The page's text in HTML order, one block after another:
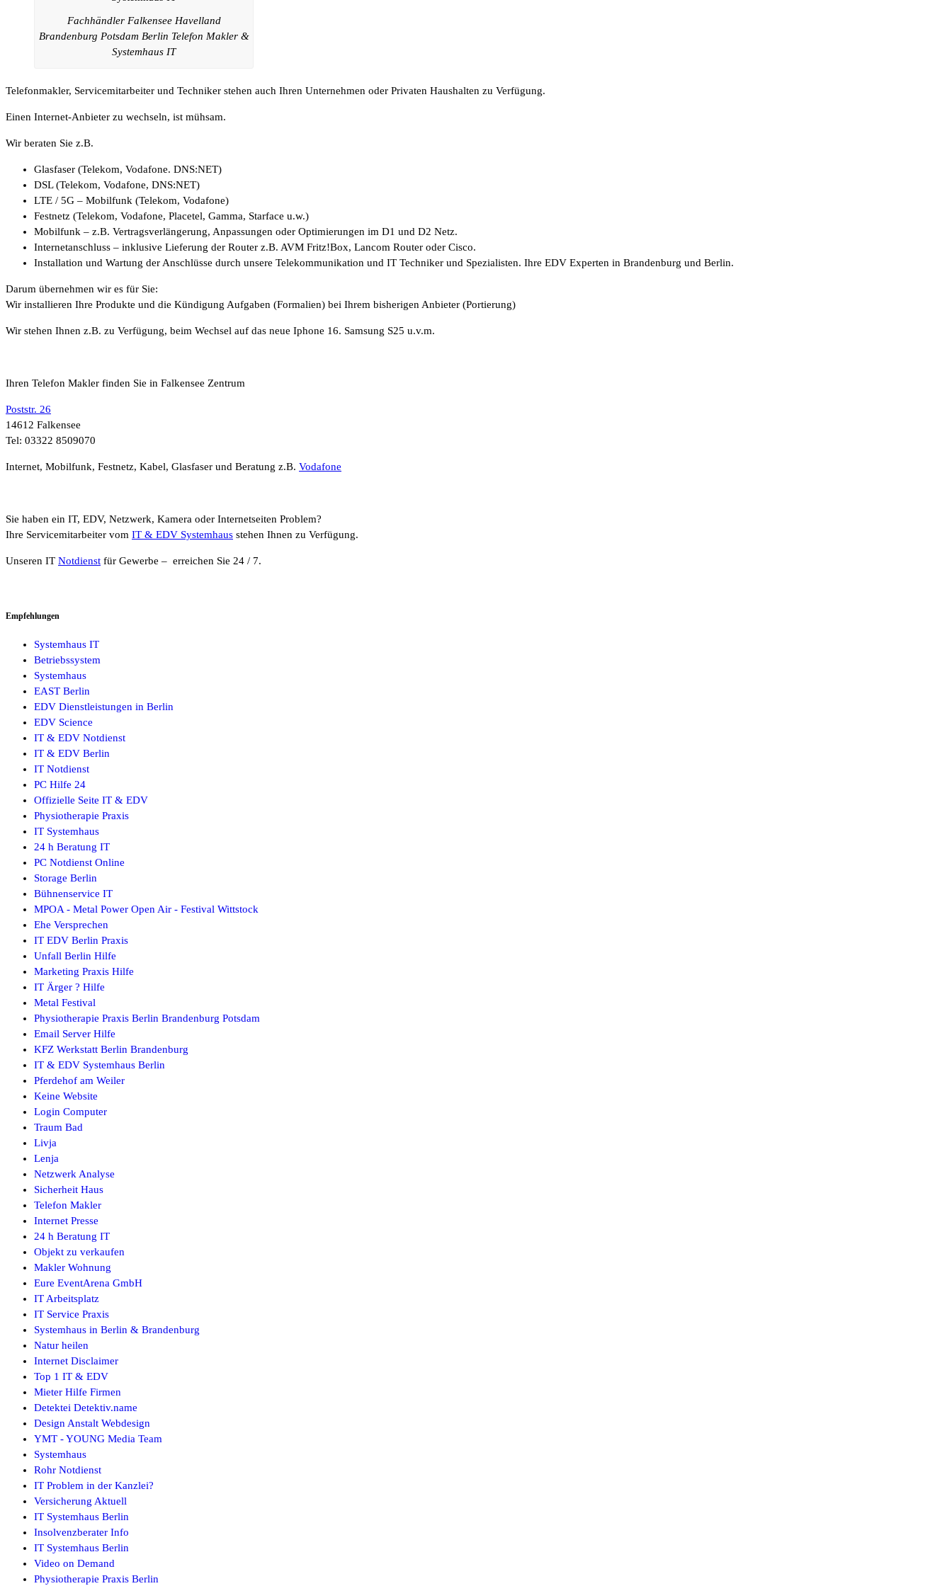
Fachhändler Falkensee Havelland
Brandenburg Potsdam Berlin Telefon Makler &
Systemhaus IT
Telefonmakler, Servicemitarbeiter und Techniker stehen auch Ihren Unternehmen oder Privaten Haushalten zu Verfügung.
Einen Internet-Anbieter zu wechseln, ist mühsam.
Wir beraten Sie z.B.
Glasfaser (Telekom, Vodafone. DNS:NET)
DSL (Telekom, Vodafone, DNS:NET)
LTE / 5G – Mobilfunk (Telekom, Vodafone)
Festnetz (Telekom, Vodafone, Placetel, Gamma, Starface u.w.)
Mobilfunk – z.B. Vertragsverlängerung, Anpassungen oder Optimierungen im D1 und D2 Netz.
Internetanschluss – inklusive Lieferung der Router z.B. AVM Fritz!Box, Lancom Router oder Cisco.
Installation und Wartung der Anschlüsse durch unsere Telekommunikation und IT Techniker und Spezialisten. Ihre EDV Experten in Brandenburg und Berlin.
Darum übernehmen wir es für Sie:
Wir installieren Ihre Produkte und die Kündigung Aufgaben (Formalien) bei Ihrem bisherigen Anbieter (Portierung)
Wir stehen Ihnen z.B. zu Verfügung, beim Wechsel auf das neue Iphone 16. Samsung S25 u.v.m.
Ihren Telefon Makler finden Sie in Falkensee Zentrum
Poststr. 26
14612 Falkensee
Tel: 03322 8509070
Internet, Mobilfunk, Festnetz, Kabel, Glasfaser und Beratung z.B. Vodafone
Sie haben ein IT, EDV, Netzwerk, Kamera oder Internetseiten Problem?
Ihre Servicemitarbeiter vom IT & EDV Systemhaus stehen Ihnen zu Verfügung.
Unseren IT Notdienst für Gewerbe – erreichen Sie 24 / 7.
Empfehlungen
Systemhaus IT
Betriebssystem
Systemhaus
EAST Berlin
EDV Dienstleistungen in Berlin
EDV Science
IT & EDV Notdienst
IT & EDV Berlin
IT Notdienst
PC Hilfe 24
Offizielle Seite IT & EDV
Physiotherapie Praxis
IT Systemhaus
24 h Beratung IT
PC Notdienst Online
Storage Berlin
Bühnenservice IT
MPOA - Metal Power Open Air - Festival Wittstock
Ehe Versprechen
IT EDV Berlin Praxis
Unfall Berlin Hilfe
Marketing Praxis Hilfe
IT Ärger ? Hilfe
Metal Festival
Physiotherapie Praxis Berlin Brandenburg Potsdam
Email Server Hilfe
KFZ Werkstatt Berlin Brandenburg
IT & EDV Systemhaus Berlin
Pferdehof am Weiler
Keine Website
Login Computer
Traum Bad
Livja
Lenja
Netzwerk Analyse
Sicherheit Haus
Telefon Makler
Internet Presse
24 h Beratung IT
Objekt zu verkaufen
Makler Wohnung
Eure EventArena GmbH
IT Arbeitsplatz
IT Service Praxis
Systemhaus in Berlin & Brandenburg
Natur heilen
Internet Disclaimer
Top 1 IT & EDV
Mieter Hilfe Firmen
Detektei Detektiv.name
Design Anstalt Webdesign
YMT - YOUNG Media Team
Systemhaus
Rohr Notdienst
IT Problem in der Kanzlei?
Versicherung Aktuell
IT Systemhaus Berlin
Insolvenzberater Info
IT Systemhaus Berlin
Video on Demand
Physiotherapie Praxis Berlin